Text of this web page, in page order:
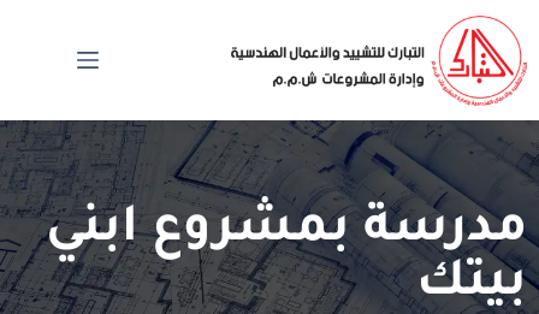
مدرسة بمشروع ابني
بيتك